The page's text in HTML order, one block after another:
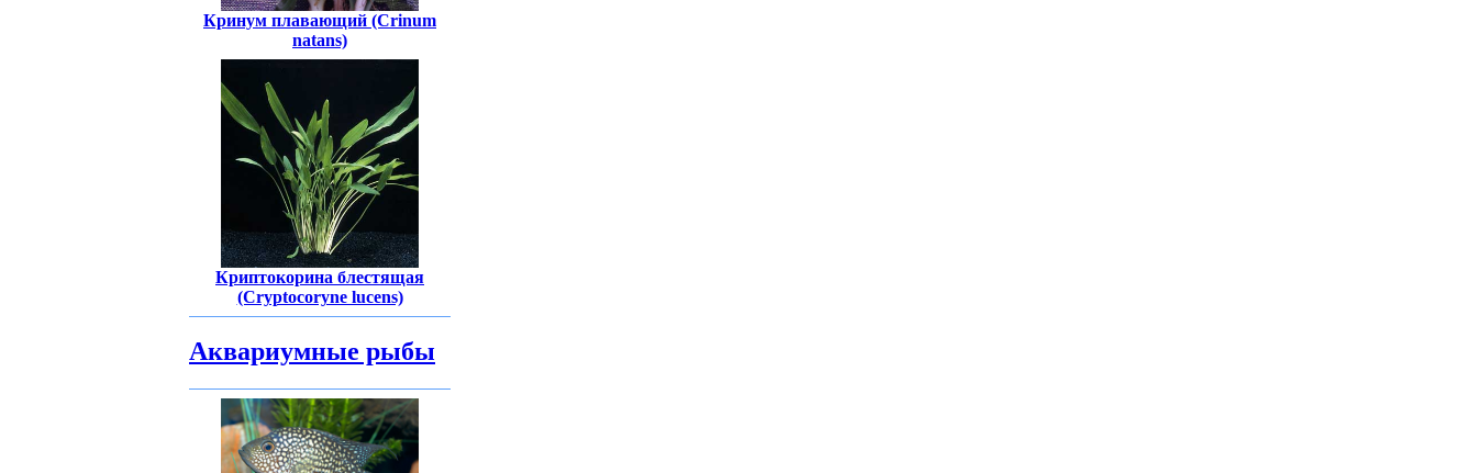
Кринум плавающий (Crinum
natans)
Криптокорина блестящая
(Cryptocoryne lucens)
Аквариумные рыбы